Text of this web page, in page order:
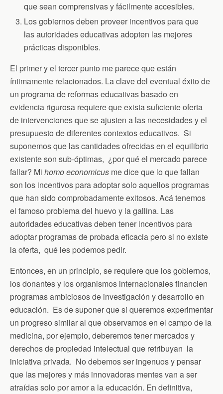
que sean comprensivas y fácilmente accesibles.
Los gobiernos deben proveer incentivos para que
las autoridades educativas adopten las mejores
prácticas disponibles.
El primer y el tercer punto me parece que están
íntimamente relacionados. La clave del eventual éxito de
un programa de reformas educativas basado en
evidencia rigurosa requiere que exista suficiente oferta
de intervenciones que se ajusten a las necesidades y el
presupuesto de diferentes contextos educativos. Si
suponemos que las cantidades ofrecidas en el equilibrio
existente son sub-óptimas, ¿por qué el mercado parece
fallar? Mi homo economicus me dice que lo que fallan
son los incentivos para adoptar solo aquellos programas
que han sido comprobadamente exitosos. Acá tenemos
el famoso problema del huevo y la gallina. Las
autoridades educativas deben tener incentivos para
adoptar programas de probada eficacia pero si no existe
la oferta, qué les podemos pedir.
Entonces, en un principio, se requiere que los gobiernos,
los donantes y los organismos internacionales financien
programas ambiciosos de investigación y desarrollo en
educación. Es de suponer que si queremos experimentar
un progreso similar al que observamos en el campo de la
medicina, por ejemplo, deberemos tener mercados y
derechos de propiedad intelectual que retribuyan la
iniciativa privada. No debemos ser ingenuos y pensar
que las mejores y más innovadoras mentes van a ser
atraídas solo por amor a la educación. En definitiva,